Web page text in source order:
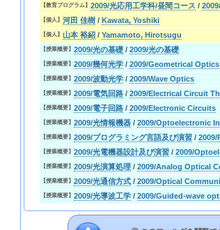
【教育プログラム】2009/光応用工学科/昼間コース /
【個人】河田 佳樹 /Kawata, Yoshiki
【個人】山本 裕紹 /Yamamoto, Hirotsugu
【授業概要】2009/光の基礎 /2009/光の基礎
【授業概要】2009/幾何光学 /2009/Geometrical Optics
【授業概要】2009/波動光学 /2009/Wave Optics
【授業概要】2009/電気回路 /2009/Electrical Circuit
【授業概要】2009/電子回路 /2009/Electronic Circuits
【授業概要】2009/光情報機器 /2009/Optoelectronic
【授業概要】2009/プログラミング言語及び演習 /
【授業概要】2009/光電機器設計及び演習 /2009/
【授業概要】2009/光演算処理 /2009/Analog Optical
【授業概要】2009/光通信方式 /2009/Optical
【授業概要】2009/光導波工学 /2009/Guided-wave